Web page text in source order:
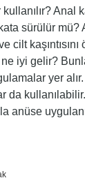
kullanılır?
sürülür mü?
cilt
iyi gelir?
yer
da
anüse